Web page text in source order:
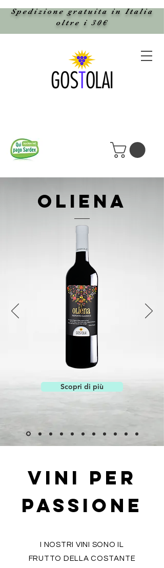
Spedizione gratuita in Italia
oltre i 30€
VINI PER
PASSIONE
I NOSTRI VINI SONO IL
FRUTTO DELLA COSTANTE
oliena
Scopri di più